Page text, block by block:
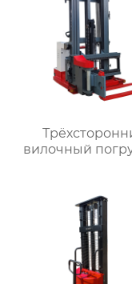
вилочный